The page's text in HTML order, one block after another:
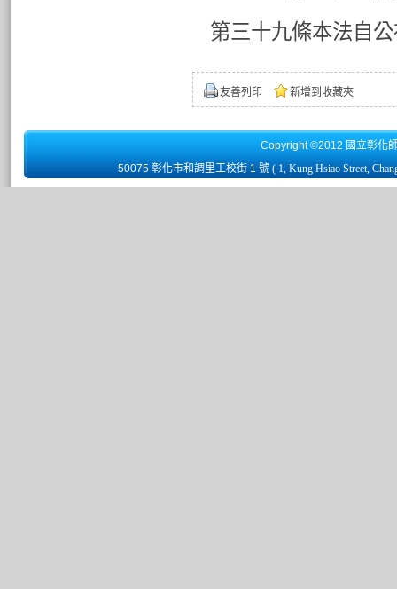
第三十九條本法自
友善列印 新增到收藏夾
Copyright ©2012 國立彰化
50075 彰化市和調里工校街 1 號 ( 1, Kung Hsiao Street,